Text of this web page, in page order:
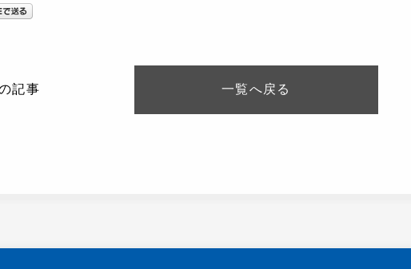
記事 一覧へ戻る